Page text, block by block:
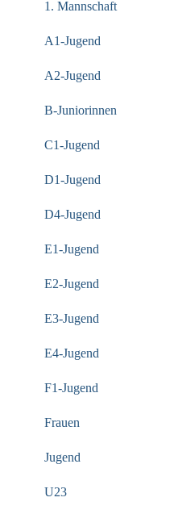
1. Mannschaft
A1-Jugend
A2-Jugend
B-Juniorinnen
C1-Jugend
D1-Jugend
D4-Jugend
E1-Jugend
E2-Jugend
E3-Jugend
E4-Jugend
F1-Jugend
Frauen
Jugend
U23